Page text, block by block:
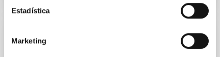
Estadística
Marketing
NEWS